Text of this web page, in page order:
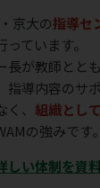
京大の指導セ
っています。
長が教師とと
指導内容のサ
、 組織とし
の強みです。
しい体制を資